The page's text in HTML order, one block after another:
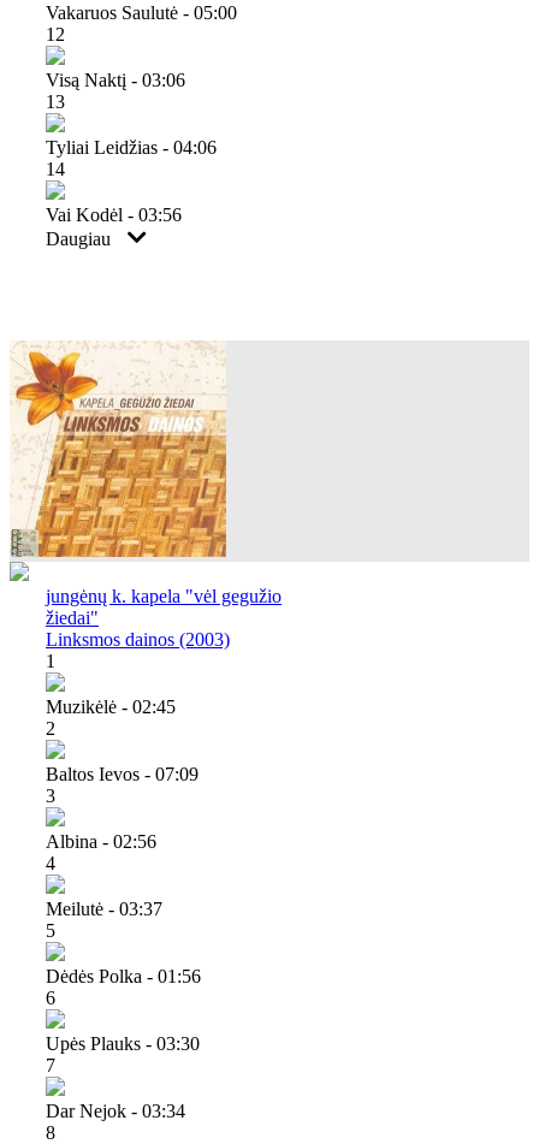
Vakaruos Saulutė - 05:00
12
Visą Naktį - 03:06
13
Tyliai Leidžias - 04:06
14
Vai Kodėl - 03:56
Daugiau
jungėnų k. kapela "vėl gegužio
žiedai"
Linksmos dainos (2003)
1
Muzikėlė - 02:45
2
Baltos Ievos - 07:09
3
Albina - 02:56
4
Meilutė - 03:37
5
Dėdės Polka - 01:56
6
Upės Plauks - 03:30
7
Dar Nejok - 03:34
8